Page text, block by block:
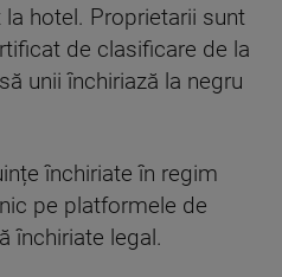
hotel. Proprietarii sunt
de clasificare de la
unii închiriază la negru
închiriate în regim
pe platformele de
închiriate legal.